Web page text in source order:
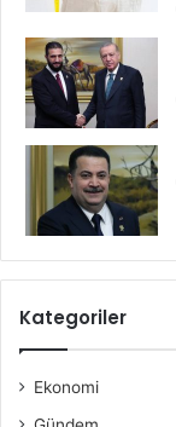
Kategoriler
Ekonomi